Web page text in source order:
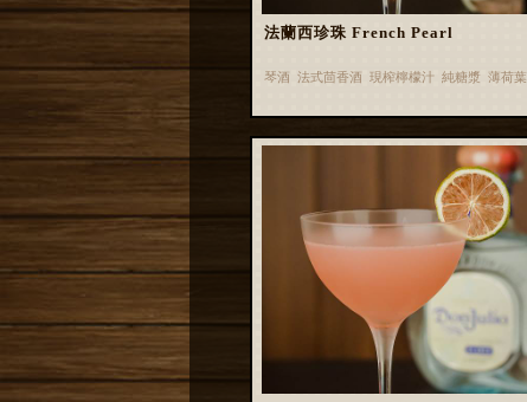
法蘭西珍珠 French Pearl
琴酒 法式茴香酒 現榨檸檬汁 純糖漿 薄荷葉